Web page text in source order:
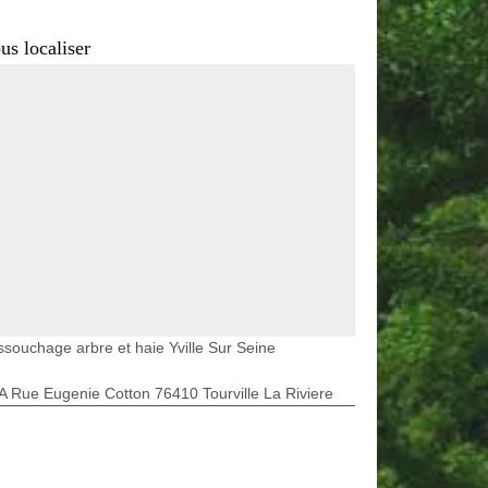
localiser
arbre et haie Yville Sur Seine
Rue Eugenie Cotton 76410 Tourville La Riviere